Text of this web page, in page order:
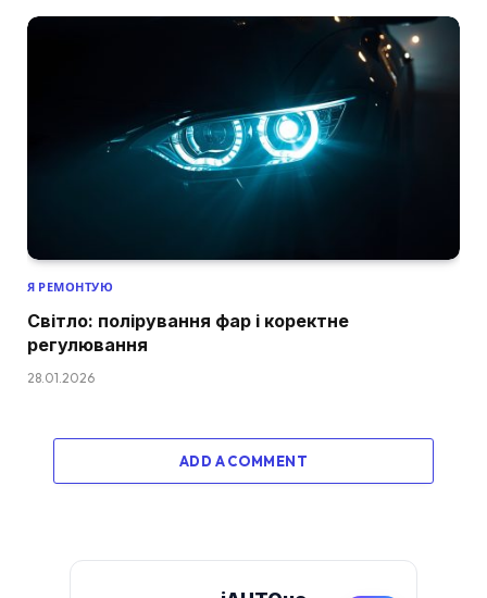
Я РЕМОНТУЮ
Світло: полірування фар і коректне
регулювання
28.01.2026
ADD A COMMENT